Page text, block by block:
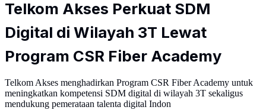
Telkom Akses Perkuat SDM
Digital di Wilayah 3T Lewat
Program CSR Fiber Academy
Telkom Akses menghadirkan Program CSR Fiber Academy untuk
meningkatkan kompetensi SDM digital di wilayah 3T sekaligus
mendukung pemerataan talenta digital Indon